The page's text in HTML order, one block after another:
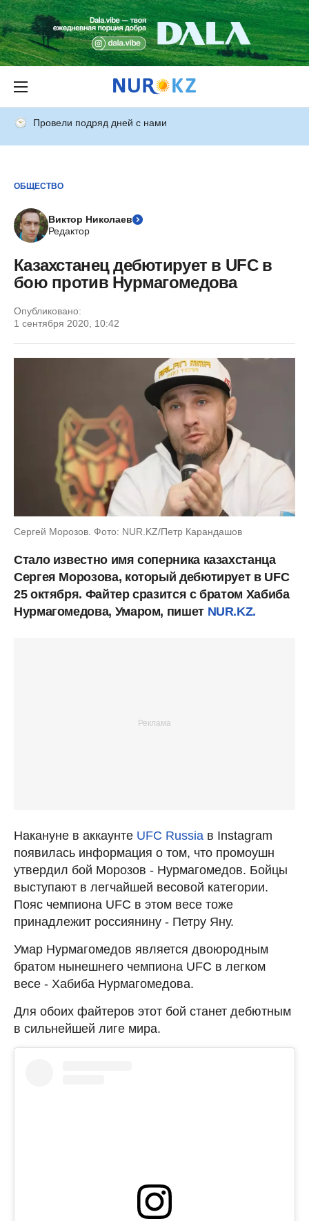
Провели подряд дней с нами
ОБЩЕСТВО
Виктор Николаев
Редактор
Казахстанец дебютирует в UFC в
бою против Нурмагомедова
Опубликовано:
1 сентября 2020, 10:42
Сергей Морозов. Фото: NUR.KZ/Петр Карандашов
Стало известно имя соперника казахстанца
Сергея Морозова, который дебютирует в UFC
25 октября. Файтер сразится с братом Хабиба
Нурмагомедова, Умаром, пишет NUR.KZ.
Накануне в аккаунте UFC Russia в Instagram
появилась информация о том, что промоушн
утвердил бой Морозов - Нурмагомедов. Бойцы
выступают в легчайшей весовой категории.
Пояс чемпиона UFC в этом весе тоже
принадлежит россиянину - Петру Яну.
Умар Нурмагомедов является двоюродным
братом нынешнего чемпиона UFC в легком
весе - Хабиба Нурмагомедова.
Для обоих файтеров этот бой станет дебютным
в сильнейшей лиге мира.